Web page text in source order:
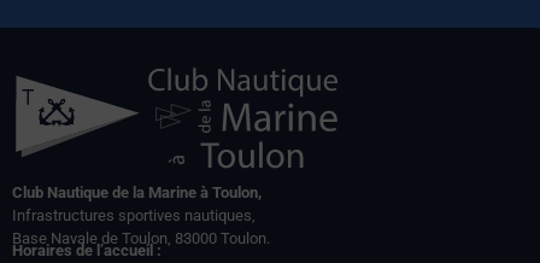
Club Nautique de la Marine à Toulon,
Infrastructures sportives nautiques,
Base Navale de Toulon, 83000 Toulon.
Horaires de l’accueil :